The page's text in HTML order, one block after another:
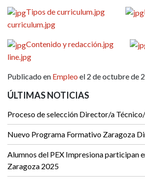
Tipos de curriculum.jpg
curriculum.jpg
Contenido y redacción.jpg
line.jpg
Publicado en Empleo el 2 de octubre de
ÚLTIMAS NOTICIAS
Proceso de selección Director/a
Nuevo Programa Formativo Zaragoza
Alumnos del PEX Impresiona participan
Zaragoza 2025